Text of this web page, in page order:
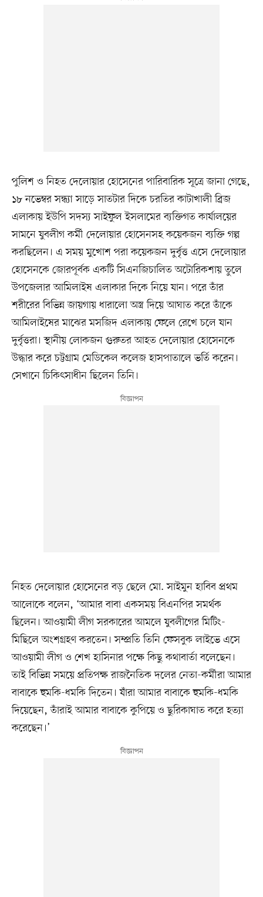
পুলিশ ও নিহত দেলোয়ার হোসেনের পারিবারিক সূত্রে জানা গেছে,
১৮ নভেম্বর সন্ধ্যা সাড়ে সাতটার দিকে চরতির কাটাখালী ব্রিজ
এলাকায় ইউপি সদস্য সাইফুল ইসলামের ব্যক্তিগত কার্যালয়ের
সামনে যুবলীগ কর্মী দেলোয়ার হোসেনসহ কয়েকজন ব্যক্তি গল্প
করছিলেন। এ সময় মুখোশ পরা কয়েকজন দুর্বৃত্ত এসে দেলোয়ার
হোসেনকে জোরপূর্বক একটি সিএনজিচালিত অটোরিকশায় তুলে
উপজেলার আমিলাইষ এলাকার দিকে নিয়ে যান। পরে তাঁর
শরীরের বিভিন্ন জায়গায় ধারালো অস্ত্র দিয়ে আঘাত করে তাঁকে
আমিলাইষের মাঝের মসজিদ এলাকায় ফেলে রেখে চলে যান
দুর্বৃত্তরা। স্থানীয় লোকজন গুরুতর আহত দেলোয়ার হোসেনকে
উদ্ধার করে চট্টগ্রাম মেডিকেল কলেজ হাসপাতালে ভর্তি করেন।
সেখানে চিকিৎসাধীন ছিলেন তিনি।
নিহত দেলোয়ার হোসেনের বড় ছেলে মো. সাইমুন হাবিব প্রথম
আলোকে বলেন, ‘আমার বাবা একসময় বিএনপির সমর্থক
ছিলেন। আওয়ামী লীগ সরকারের আমলে যুবলীগের মিটিং-
মিছিলে অংশগ্রহণ করতেন। সম্প্রতি তিনি ফেসবুক লাইভে এসে
আওয়ামী লীগ ও শেখ হাসিনার পক্ষে কিছু কথাবার্তা বলেছেন।
তাই বিভিন্ন সময়ে প্রতিপক্ষ রাজনৈতিক দলের নেতা-কর্মীরা আমার
বাবাকে হুমকি-ধমকি দিতেন। যাঁরা আমার বাবাকে হুমকি-ধমকি
দিয়েছেন, তাঁরাই আমার বাবাকে কুপিয়ে ও ছুরিকাঘাত করে হত্যা
করেছেন।’